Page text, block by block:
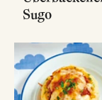
Sugo